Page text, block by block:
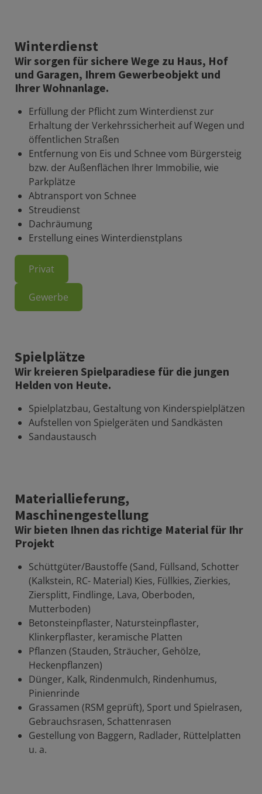
Winterdienst
Wir sorgen für sichere Wege zu Haus, Hof
und Garagen, Ihrem Gewerbeobjekt und
Ihrer Wohnanlage.
Erfüllung der Pflicht zum Winterdienst zur
Erhaltung der Verkehrssicherheit auf Wegen und
öffentlichen Straßen
Entfernung von Eis und Schnee vom Bürgersteig
bzw. der Außenflächen Ihrer Immobilie, wie
Parkplätze
Abtransport von Schnee
Streudienst
Dachräumung
Erstellung eines Winterdienstplans
Privat
Gewerbe
Spielplätze
Wir kreieren Spielparadiese für die jungen
Helden von Heute.
Spielplatzbau, Gestaltung von Kinderspielplätzen
Aufstellen von Spielgeräten und Sandkästen
Sandaustausch
Materiallieferung,
Maschinengestellung
Wir bieten Ihnen das richtige Material für Ihr
Projekt
Schüttgüter/Baustoffe (Sand, Füllsand, Schotter
(Kalkstein, RC- Material) Kies, Füllkies, Zierkies,
Ziersplitt, Findlinge, Lava, Oberboden,
Mutterboden)
Betonsteinpflaster, Natursteinpflaster,
Klinkerpflaster, keramische Platten
Pflanzen (Stauden, Sträucher, Gehölze,
Heckenpflanzen)
Dünger, Kalk, Rindenmulch, Rindenhumus,
Pinienrinde
Grassamen (RSM geprüft), Sport und Spielrasen,
Gebrauchsrasen, Schattenrasen
Gestellung von Baggern, Radlader, Rüttelplatten
u. a.